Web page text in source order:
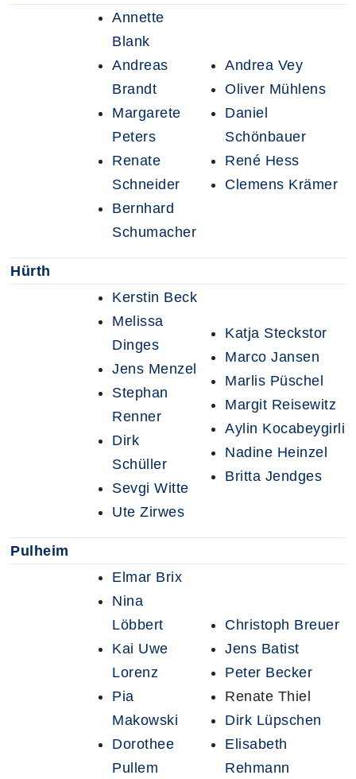
Annette
Blank
Andreas
Brandt
Margarete
Peters
Renate
Schneider
Bernhard
Schumacher
Andrea Vey
Oliver Mühlens
Daniel
Schönbauer
René Hess
Clemens Krämer
Hürth
Kerstin Beck
Melissa
Dinges
Jens Menzel
Stephan
Renner
Dirk
Schüller
Sevgi Witte
Ute Zirwes
Katja Steckstor
Marco Jansen
Marlis Püschel
Margit Reisewitz
Aylin Kocabeygirli
Nadine Heinzel
Britta Jendges
Pulheim
Elmar Brix
Nina
Löbbert
Kai Uwe
Lorenz
Pia
Makowski
Dorothee
Pullem
Christoph Breuer
Jens Batist
Peter Becker
Renate Thiel
Dirk Lüpschen
Elisabeth
Rehmann